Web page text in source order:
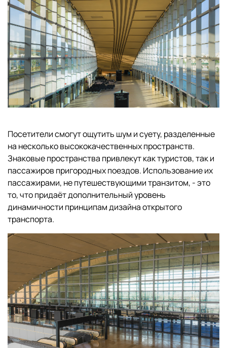
Посетители смогут ощутить шум и суету, разделенные
на несколько высококачественных пространств.
Знаковые пространства привлекут как туристов, так и
пассажиров пригородных поездов. Использование их
пассажирами, не путешествующими транзитом, - это
то, что придаёт дополнительный уровень
динамичности принципам дизайна открытого
транспорта.